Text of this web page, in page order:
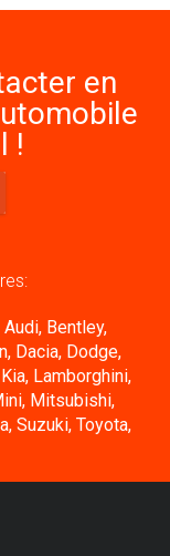
en
!
Bentley,
Dacia, Dodge,
Lamborghini,
Mitsubishi,
Suzuki, Toyota,